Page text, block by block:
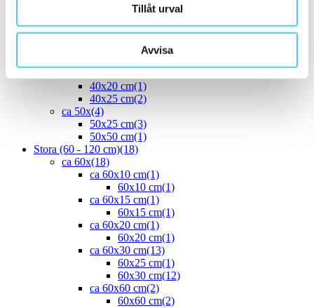
Tillåt urval
Avvisa
29.8x29.4 cm
30x30 cm(12)
ca 30x60 cm(12)
30x60 cm(12)
40x20 cm(1)
40x25 cm(2)
ca 50x(4)
50x25 cm(3)
50x50 cm(1)
Stora (60 - 120 cm)(18)
ca 60x(18)
ca 60x10 cm(1)
60x10 cm(1)
ca 60x15 cm(1)
60x15 cm(1)
ca 60x20 cm(1)
60x20 cm(1)
ca 60x30 cm(13)
60x25 cm(1)
60x30 cm(12)
ca 60x60 cm(2)
60x60 cm(2)